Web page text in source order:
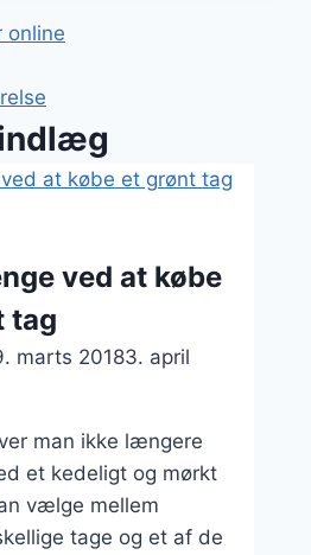
online
ved at købe
tag
marts 20183. april
man ikke længere
et kedeligt og mørkt
vælge mellem
tage og et af de